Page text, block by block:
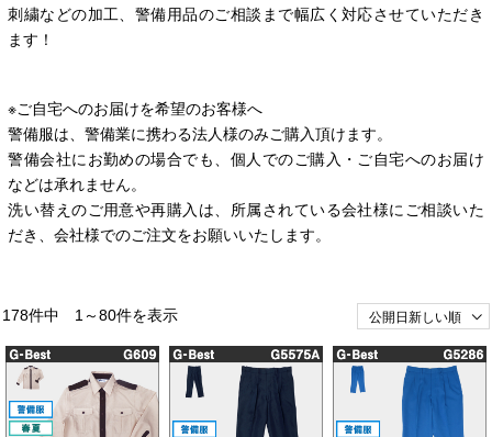
刺繍などの加工、警備用品のご相談まで幅広く対応させていただき
ます！
※ご自宅へのお届けを希望のお客様へ
警備服は、警備業に携わる法人様のみご購入頂けます。
警備会社にお勤めの場合でも、個人でのご購入・ご自宅へのお届け
などは承れません。
洗い替えのご用意や再購入は、所属されている会社様にご相談いた
だき、会社様でのご注文をお願いいたします。
178件中 1～80件を表示